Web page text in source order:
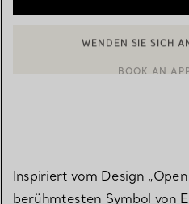
BOOK AN
Inspiriert vom Design
berühmtesten Symbol von